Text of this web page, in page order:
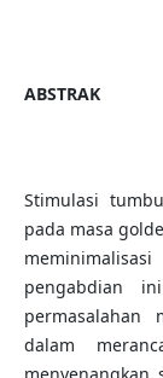
ABSTRAK
Stimulasi
pada masa
pengabdian
dalam